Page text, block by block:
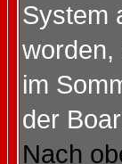
System
worden,
im
der
Nach